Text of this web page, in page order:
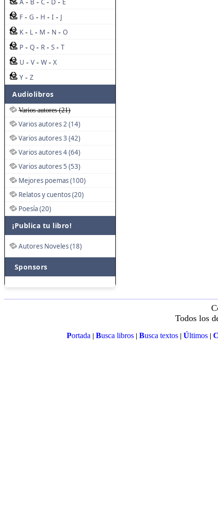
A - B - C - D - E
F - G - H - I - J
K - L - M - N - O
P - Q - R - S - T
U - V - W - X
Y - Z
Audiolibros
Varios autores (21)
Varios autores 2 (14)
Varios autores 3 (42)
Varios autores 4 (64)
Varios autores 5 (53)
Mejores poemas (100)
Relatos y cuentos (20)
Poesía (20)
¡Publica tu libro!
Autores Noveles (18)
Sponsors
Todos los
Portada| Busca libros| Busca textos| Últimos|